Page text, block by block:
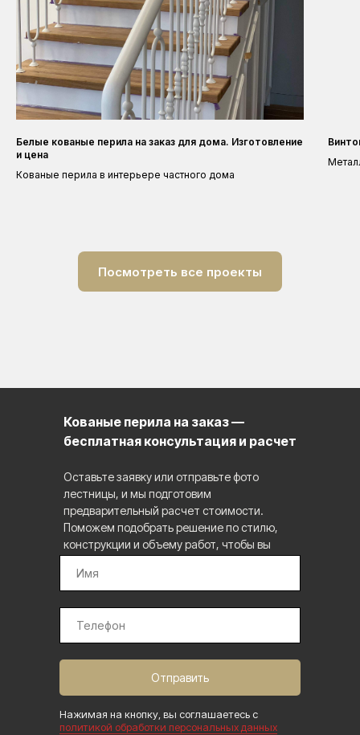
Белые кованые перила на заказ для дома. Изготовление
и цена
Кованые перила в интерьере частного дома
Посмотреть все проекты
Кованые перила на заказ —
бесплатная консультация и расчет
Оставьте заявку или отправьте фото
лестницы, и мы подготовим
предварительный расчет стоимости.
Поможем подобрать решение по стилю,
конструкции и объему работ, чтобы вы
следующий шаг по проекту.
Отправить
Нажимая на кнопку, вы соглашаетесь с
политикой обработки персональных данных